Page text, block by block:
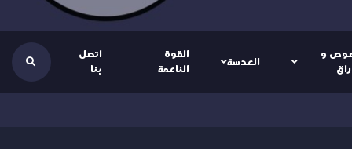
و
العدسة
القوة
الناعمة
اتصل
بنا